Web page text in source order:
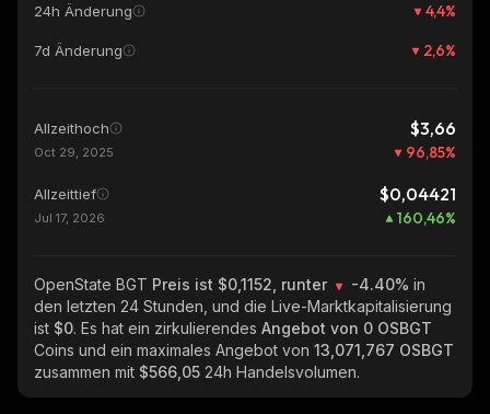
24h Änderung 4,4%
7d Änderung 2,6%
Allzeithoch $3,66
Oct 29, 2025 96,85%
Allzeittief $0,04421
Jul 17, 2026 160,46%
OpenState BGT Preis ist $0,1152, runter -4.40% in
den letzten 24 Stunden, und die Live-Marktkapitalisierung
ist $0. Es hat ein zirkulierendes Angebot von 0 OSBGT
Coins und ein maximales Angebot von 13,071,767 OSBGT
zusammen mit $566,05 24h Handelsvolumen.